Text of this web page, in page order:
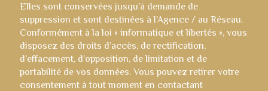
Elles sont conservées jusqu'à demande de
suppression et sont destinées à l'Agence / au Réseau.
Conformément à la loi « informatique et libertés », vous
disposez des droits d’accès, de rectification,
d’effacement, d’opposition, de limitation et de
portabilité de vos données. Vous pouvez retirer votre
consentement à tout moment en contactant